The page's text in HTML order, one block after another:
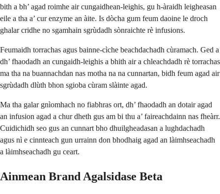
bith a bh’ agad roimhe air cungaidhean-leighis, gu h-àraidh leigheasan
eile a tha a’ cur enzyme an àite. Is dòcha gum feum daoine le droch
ghalar cridhe no sgamhain sgrùdadh sònraichte rè infusions.
Feumaidh torrachas agus bainne-cìche beachdachadh cùramach. Ged a
dh’ fhaodadh an cungaidh-leighis a bhith air a chleachdadh rè torrachas
ma tha na buannachdan nas motha na na cunnartan, bidh feum agad air
sgrùdadh dlùth bhon sgioba cùram slàinte agad.
Ma tha galar gnìomhach no fiabhras ort, dh’ fhaodadh an dotair agad
an infusion agad a chur dheth gus am bi thu a’ faireachdainn nas fheàrr.
Cuidichidh seo gus an cunnart bho dhuilgheadasan a lughdachadh
agus nì e cinnteach gun urrainn don bhodhaig agad an làimhseachadh
a làimhseachadh gu ceart.
Ainmean Brand Agalsidase Beta